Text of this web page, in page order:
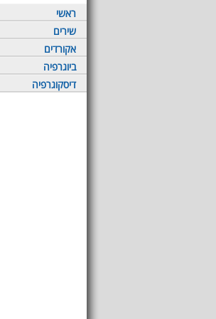
ראשי
שירים
אקורדים
ביוגרפיה
דיסקוגרפיה